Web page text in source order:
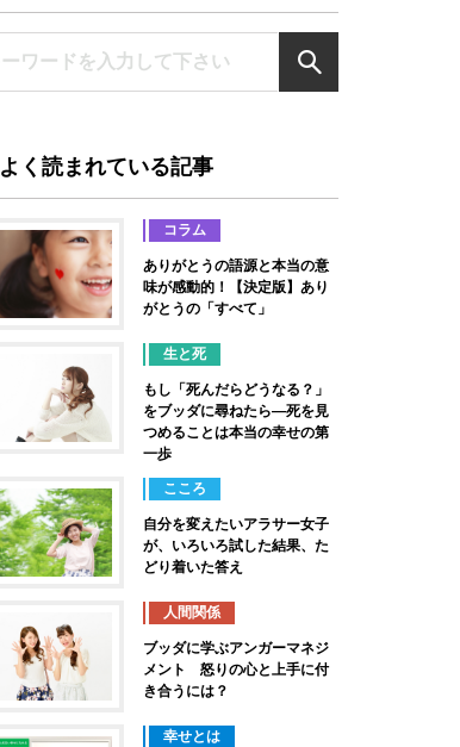
よく読まれている記事
コラム
ありがとうの語源と本当の意
味が感動的！【決定版】あり
がとうの「すべて」
生と死
もし「死んだらどうなる？」
をブッダに尋ねたら―死を見
つめることは本当の幸せの第
一歩
こころ
自分を変えたいアラサー女子
が、いろいろ試した結果、た
どり着いた答え
人間関係
ブッダに学ぶアンガーマネジ
メント 怒りの心と上手に付
き合うには？
幸せとは